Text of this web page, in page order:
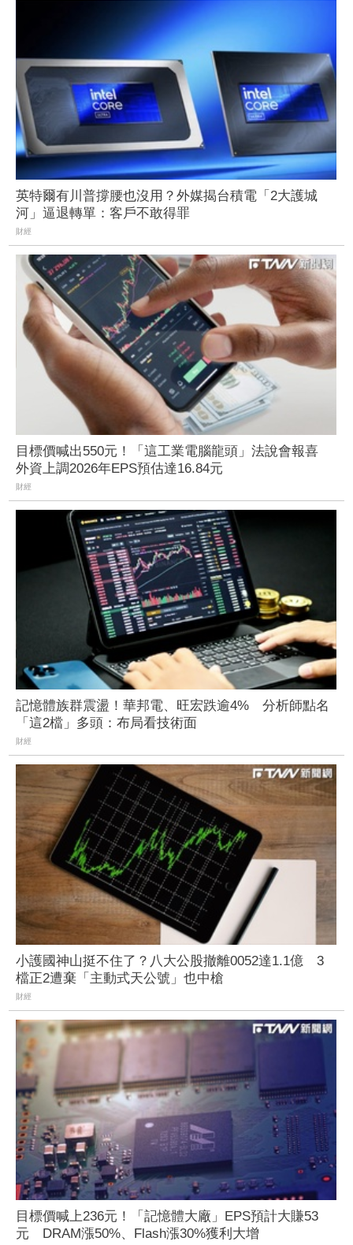
英特爾有川普撐腰也沒用？外媒揭台積電「2大護城
河」逼退轉單：客戶不敢得罪
財經
目標價喊出550元！「這工業電腦龍頭」法說會報喜
外資上調2026年EPS預估達16.84元
財經
記憶體族群震盪！華邦電、旺宏跌逾4% 分析師點名
「這2檔」多頭：布局看技術面
財經
小護國神山挺不住了？八大公股撤離0052達1.1億 3
檔正2遭棄「主動式天公號」也中槍
財經
目標價喊上236元！「記憶體大廠」EPS預計大賺53
元 DRAM漲50%、Flash漲30%獲利大增